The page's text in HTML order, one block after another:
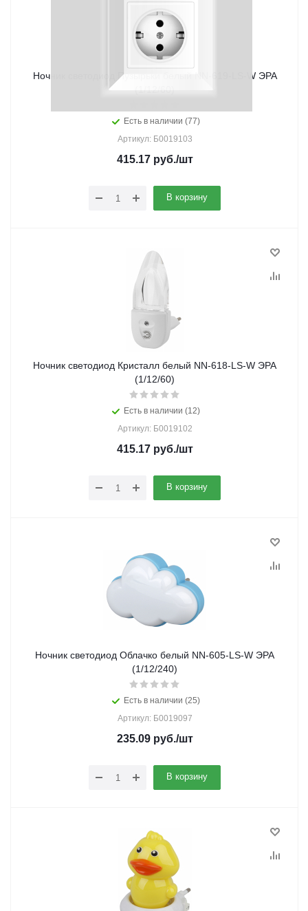
Ночник светодиод Пузырьки белый NN-619-LS-W ЭРА
(1/12/60)
Есть в наличии (77)
Артикул: Б0019103
415.17руб./шт
В корзину
Ночник светодиод Кристалл белый NN-618-LS-W ЭРА
(1/12/60)
Есть в наличии (12)
Артикул: Б0019102
415.17руб./шт
В корзину
Ночник светодиод Облачко белый NN-605-LS-W ЭРА
(1/12/240)
Есть в наличии (25)
Артикул: Б0019097
235.09руб./шт
В корзину